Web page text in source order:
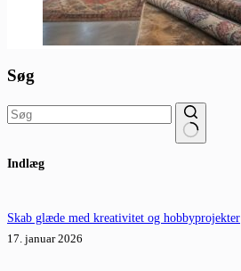
Søg
resultater
Indlæg
Skab glæde med kreativitet og hobbyprojekter
17. januar 2026